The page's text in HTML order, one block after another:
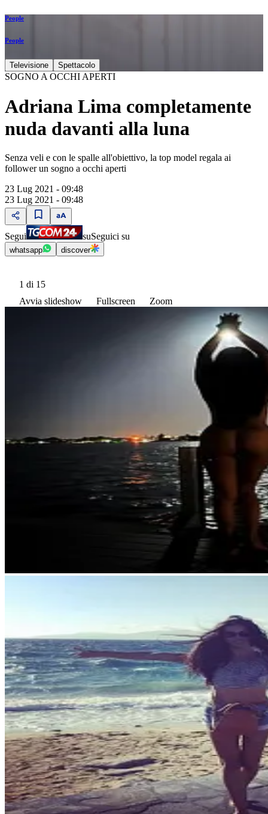
People
People
Televisione Spettacolo
SOGNO A OCCHI APERTI
Adriana Lima completamente
nuda davanti alla luna
Senza veli e con le spalle all'obiettivo, la top model regala ai
follower un sogno a occhi aperti
23 Lug 2021 - 09:48
23 Lug 2021 - 09:48
Segui suSeguici su
whatsapp discover
1 di 15
Avvia slideshow
Fullscreen Zoom